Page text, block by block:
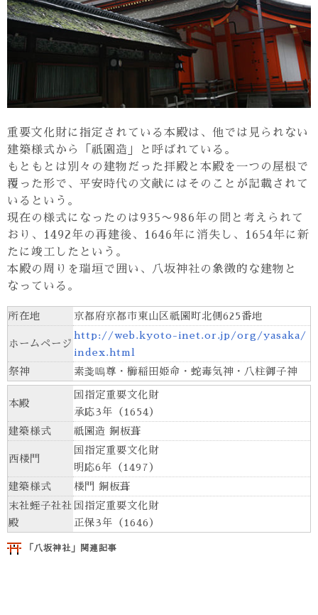
重要文化財に指定されている本殿は、他では見られない
建築様式から「祇園造」と呼ばれている。
もともとは別々の建物だった拝殿と本殿を一つの屋根で
覆った形で、平安時代の文献にはそのことが記載されて
いるという。
現在の様式になったのは935〜986年の間と考えられて
おり、1492年の再建後、1646年に消失し、1654年に新
たに竣工したという。
本殿の周りを瑞垣で囲い、八坂神社の象徴的な建物と
なっている。
所在地 京都府京都市東山区祇園町北側625番地
ホームページ
http://web.kyoto-inet.or.jp/org/yasaka/
index.html
祭神
素戔嗚尊・櫛稲田姫命・蛇毒気神・八柱御子神
本殿
国指定重要文化財
承応3年（1654）
建築様式
祇園造 銅板葺
西楼門
国指定重要文化財
明応6年（1497）
建築様式
楼門 銅板葺
末社蛭子社社
殿
国指定重要文化財
正保3年（1646）
「八坂神社」関連記事